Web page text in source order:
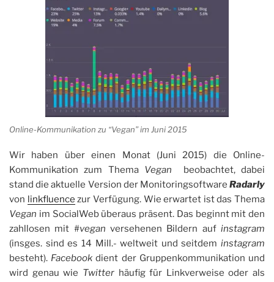
Online-Kommunikation zu “Vegan” im Juni 2015
Wir haben über einen Monat (Juni 2015) die Online-
Kommunikation zum Thema Vegan beobachtet, dabei
stand die aktuelle Version der Monitoringsoftware Radarly
von linkfluence zur Verfügung. Wie erwartet ist das Thema
Vegan im SocialWeb überaus präsent. Das beginnt mit den
zahllosen mit #vegan versehenen Bildern aufinstagram
(insges. sind es 14 Mill.- weltweit und seitdem instagram
besteht). Facebook dient der Gruppenkommunikation und
wird genau wie Twitterhäufig für Linkverweise oder als